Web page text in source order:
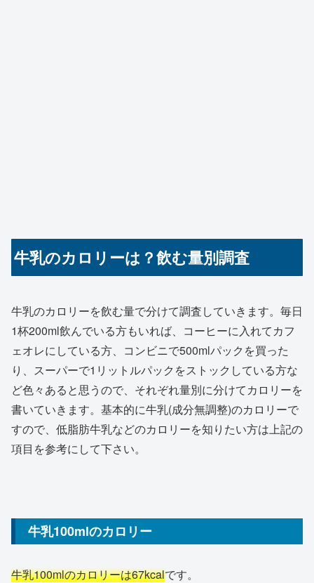
牛乳のカロリーは？飲む量別調査
牛乳のカロリーを飲む量で分けて調査していきます。毎日
1杯200ml飲んでいる方もいれば、コーヒーに入れてカフ
ェオレにしている方、コンビニで500mlパックを買った
り、スーパーで1リットルパックをストックしている方な
ど色々あると思うので、それぞれ量別に分けてカロリーを
書いていきます。基本的に牛乳(成分無調整)のカロリーで
すので、低脂肪牛乳などのカロリーを知りたい方は上記の
項目を参考にして下さい。
牛乳100mlのカロリー
牛乳100mlのカロリーは67kcalです。